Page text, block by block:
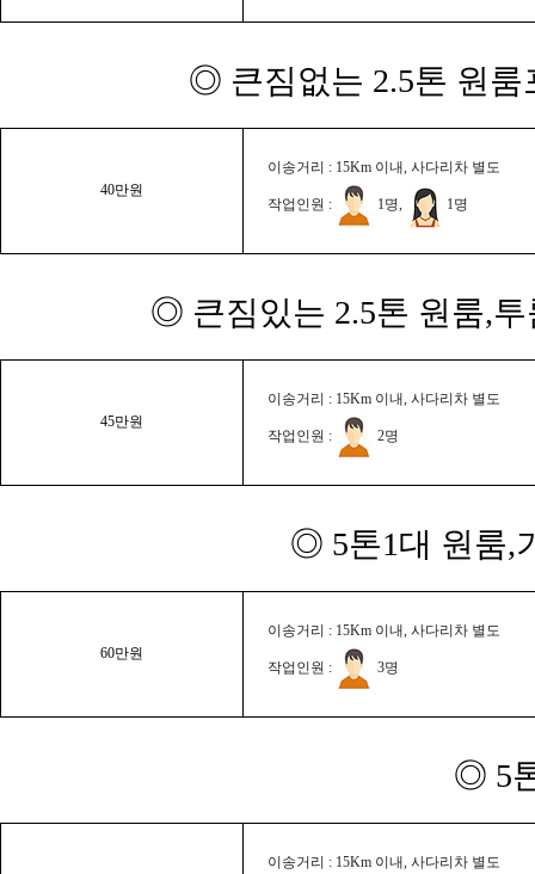
◎ 큰짐없는 2.5톤 원룸
40만원
이송거리 : 15Km 이내, 사다리차 별도
작업인원 : 1명, 1명
◎ 큰짐있는 2.5톤 원룸,
45만원
이송거리 : 15Km 이내, 사다리차 별도
작업인원 : 2명
◎ 5톤1대 원룸,
60만원
이송거리 : 15Km 이내, 사다리차 별도
작업인원 : 3명
◎ 5
이송거리 : 15Km 이내, 사다리차 별도